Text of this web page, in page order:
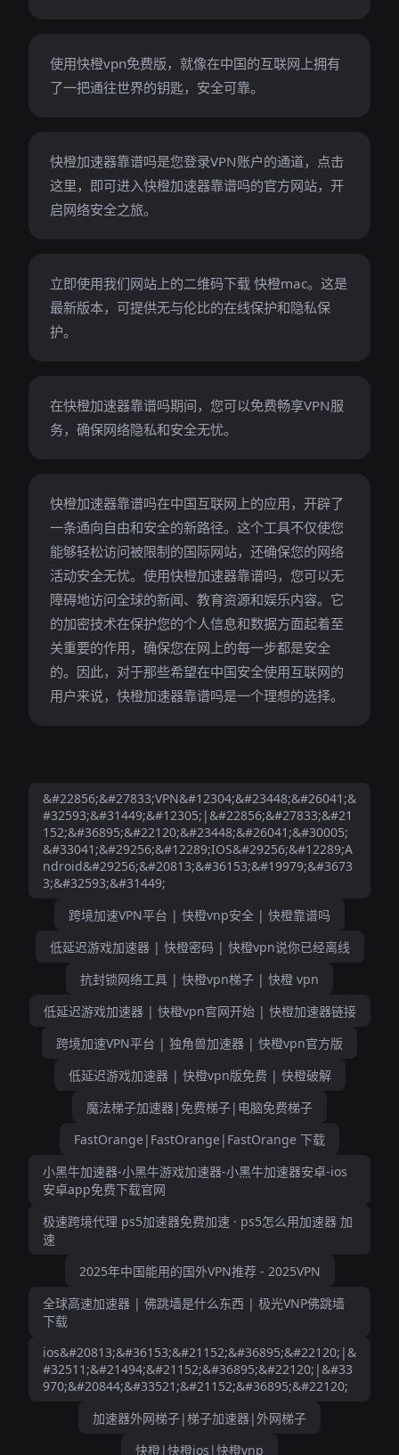
使用快橙vpn免费版，就像在中国的互联网上拥有
了一把通往世界的钥匙，安全可靠。
快橙加速器靠谱吗是您登录VPN账户的通道，点击
这里，即可进入快橙加速器靠谱吗的官方网站，开
启网络安全之旅。
立即使用我们网站上的二维码下载 快橙mac。这是
最新版本，可提供无与伦比的在线保护和隐私保
护。
在快橙加速器靠谱吗期间，您可以免费畅享VPN服
务，确保网络隐私和安全无忧。
快橙加速器靠谱吗在中国互联网上的应用，开辟了
一条通向自由和安全的新路径。这个工具不仅使您
能够轻松访问被限制的国际网站，还确保您的网络
活动安全无忧。使用快橙加速器靠谱吗，您可以无
障碍地访问全球的新闻、教育资源和娱乐内容。它
的加密技术在保护您的个人信息和数据方面起着至
关重要的作用，确保您在网上的每一步都是安全
的。因此，对于那些希望在中国安全使用互联网的
用户来说，快橙加速器靠谱吗是一个理想的选择。
&#22856;&#27833;VPN&#12304;&#23448;&#26041;&
#32593;&#31449;&#12305;|&#22856;&#27833;&#21
152;&#36895;&#22120;&#23448;&#26041;&#30005;
&#33041;&#29256;&#12289;IOS&#29256;&#12289;A
ndroid&#29256;&#20813;&#36153;&#19979;&#3673
3;&#32593;&#31449;
跨境加速VPN平台 | 快橙vnp安全 | 快橙靠谱吗
低延迟游戏加速器 | 快橙密码 | 快橙vpn说你已经离线
抗封锁网络工具 | 快橙vpn梯子 | 快橙 vpn
低延迟游戏加速器 | 快橙vpn官网开始 | 快橙加速器链接
跨境加速VPN平台 | 独角兽加速器 | 快橙vpn官方版
低延迟游戏加速器 | 快橙vpn版免费 | 快橙破解
魔法梯子加速器|免费梯子|电脑免费梯子
FastOrange|FastOrange|FastOrange 下载
小黑牛加速器-小黑牛游戏加速器-小黑牛加速器安卓-ios
安卓app免费下载官网
极速跨境代理 ps5加速器免费加速 · ps5怎么用加速器 加
速
2025年中国能用的国外VPN推荐 - 2025VPN
全球高速加速器 | 佛跳墙是什么东西 | 极光VNP佛跳墙
下载
ios&#20813;&#36153;&#21152;&#36895;&#22120;|&
#32511;&#21494;&#21152;&#36895;&#22120;|&#33
970;&#20844;&#33521;&#21152;&#36895;&#22120;
加速器外网梯子|梯子加速器|外网梯子
快橙|快橙ios|快橙vnp